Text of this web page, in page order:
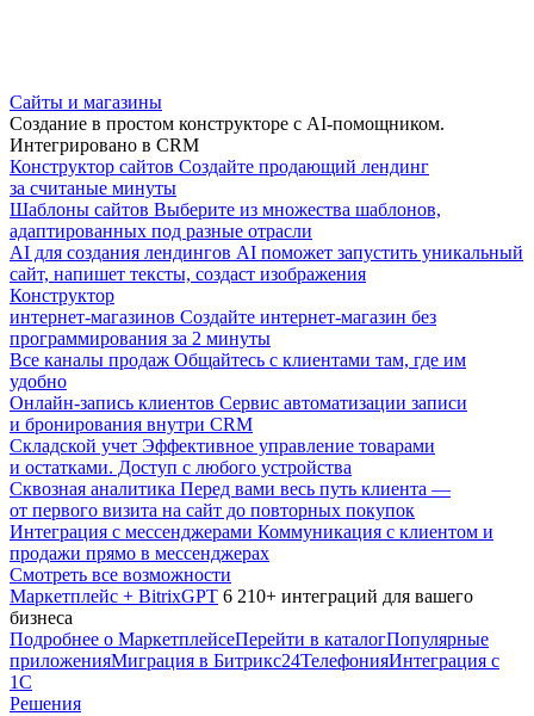
Сайты и магазины
Создание в простом конструкторе с AI-помощником.
Интегрировано в CRM
Конструктор сайтов Создайте продающий лендинг
за считаные минуты
Шаблоны сайтов Выберите из множества шаблонов,
адаптированных под разные отрасли
AI для создания лендингов AI поможет запустить уникальный
сайт, напишет тексты, создаст изображения
Конструктор
интернет-магазинов Создайте интернет-магазин без
программирования за 2 минуты
Все каналы продаж Общайтесь с клиентами там, где им
удобно
Онлайн-запись клиентов Сервис автоматизации записи
и бронирования внутри CRM
Складской учет Эффективное управление товарами
и остатками. Доступ с любого устройства
Сквозная аналитика Перед вами весь путь клиента —
от первого визита на сайт до повторных покупок
Интеграция с мессенджерами Коммуникация с клиентом и
продажи прямо в мессенджерах
Смотреть все возможности
Маркетплейс + BitrixGPT 6 210+ интеграций для вашего
бизнеса
Подробнее о МаркетплейсеПерейти в каталогПопулярные
приложенияМиграция в Битрикс24ТелефонияИнтеграция с
1С
Решения